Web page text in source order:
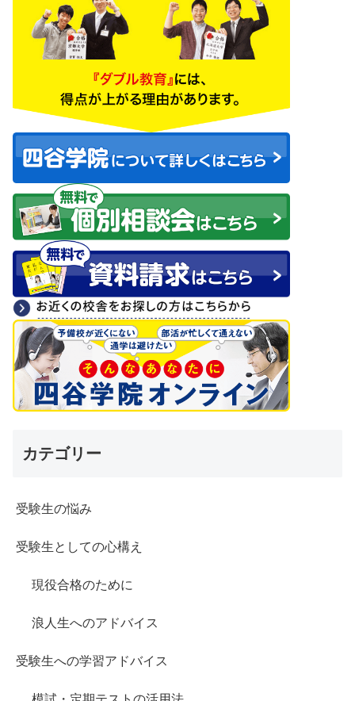
カテゴリー
受験生の悩み
受験生としての心構え
現役合格のために
浪人生へのアドバイス
受験生への学習アドバイス